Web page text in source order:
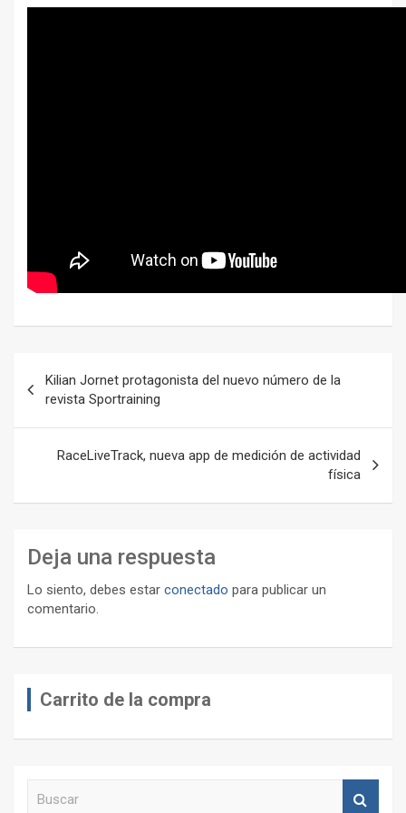
de
entradas
Kilian Jornet protagonista del nuevo número de la
revista Sportraining
RaceLiveTrack, nueva app de medición de actividad
física
Deja una respuesta
Lo siento, debes estar conectado para publicar un
comentario.
Carrito de la compra